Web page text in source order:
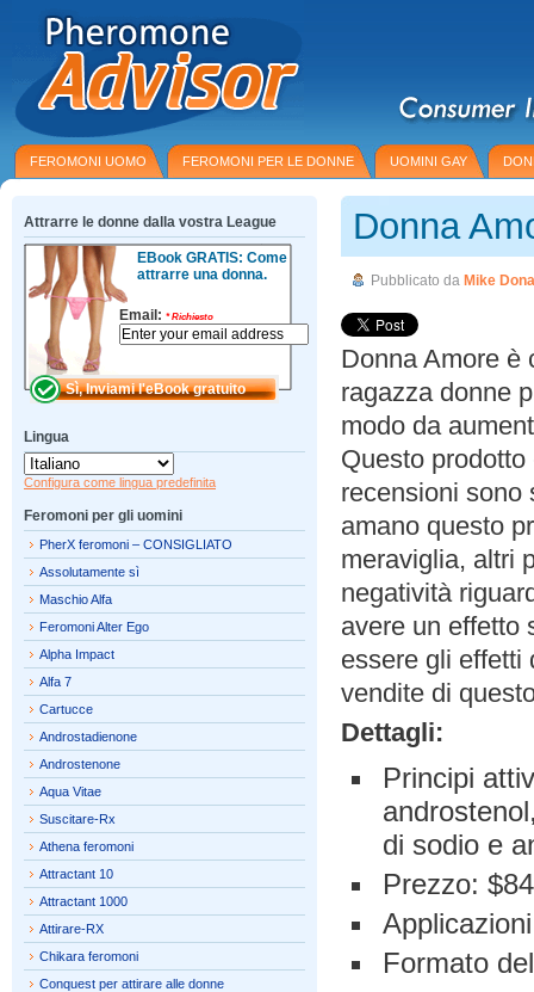
FEROMONI UOMO FEROMONI PER LE DONNE UOMINI GAY
Donna
Pubblicato da Mike
Donna Amore è
ragazza donne
modo da
Questo
recensioni sono
amano questo
meraviglia, altri
negatività
avere un effetto
essere gli effetti
vendite di
Dettagli:
Principi
di sodio e
Prezzo:
Formato
Attrarre le donne dalla vostra League
EBook GRATIS: Come
attrarre una donna.
Email: *Richiesto
Lingua
Configura come lingua predefinita
Feromoni per gli uomini
PherX feromoni – CONSIGLIATO
Assolutamente sì
Maschio Alfa
Feromoni Alter Ego
Alpha Impact
Alfa 7
Cartucce
Androstadienone
Androstenone
Aqua Vitae
Suscitare-Rx
Athena feromoni
Attractant 10
Attractant 1000
Attirare-RX
Chikara feromoni
Conquest per attirare alle donne